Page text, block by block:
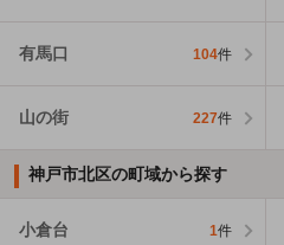
有馬口 104件
山の街 227件
神戸市北区の町域から探す
小倉台 1件